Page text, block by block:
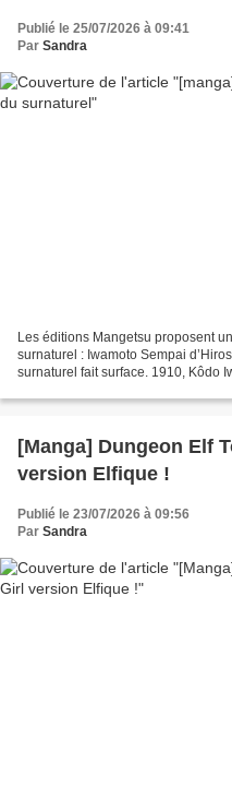
Publié le 25/07/2026 à 09:41
Par Sandra
Les éditions Mangetsu proposent
surnaturel : Iwamoto Sempai
surnaturel fait surface. 1910, Kôdo
[Manga] Dungeon Elf
version Elfique !
Publié le 23/07/2026 à 09:56
Par Sandra